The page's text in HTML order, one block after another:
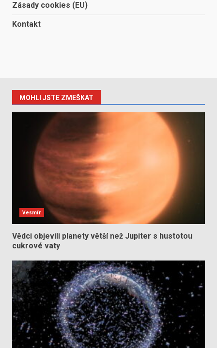
Zásady cookies (EU)
Kontakt
MOHLI JSTE ZMEŠKAT
Vesmír
Vědci objevili planety větší než Jupiter s hustotou
cukrové vaty